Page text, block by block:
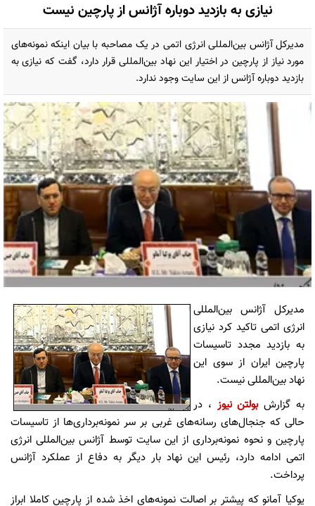
نیازی به بازدید دوباره آژانس از پارچین نیست
مدیرکل آژانس بین‌المللی انرژی اتمی در یک مصاحبه با بیان اینکه نمونه‌های
مورد نیاز از پارچین در اختیار این نهاد بین‌المللی قرار دارد، گفت که نیازی به
بازدید دوباره آژانس از این سایت وجود ندارد.
مدیرکل آژانس بین‌المللی
انرژی اتمی تاکید کرد نیازی
به بازدید مجدد تاسیسات
پارچین ایران از سوی این
نهاد بین‌‌المللی نیست.
به گزارشبولتن نیوز ، در
حالی که جنجال‌های رسانه‌های غربی بر سر نمونه‌برداری‌ها از تاسیسات
پارچین و نحوه نمونه‌برداری از این سایت توسط آژانس بین‌المللی انرژی
اتمی ادامه دارد،‌ رئیس این نهاد بار دیگر به دفاع از عملکرد آژانس
پرداخت.
یوکیا آمانو که پیشتر بر اصالت نمونه‌های اخذ شده از پارچین کاملا ابراز